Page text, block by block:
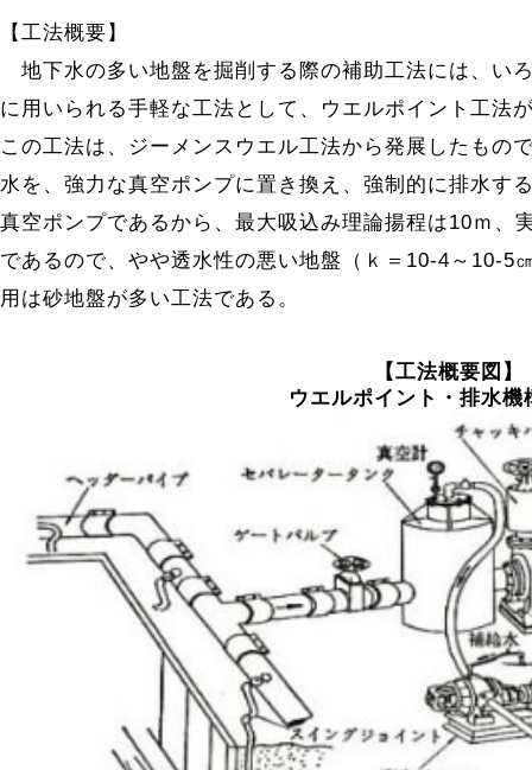
【工法概要】
地下水の多い地盤を掘削する際の補助工法には、い
に用いられる手軽な工法として、ウエルポイント工法
この工法は、ジーメンスウエル工法から発展したもの
水を、強力な真空ポンプに置き換え、強制的に排水す
真空ポンプであるから、最大吸込み理論揚程は10ｍ、
であるので、やや透水性の悪い地盤（ｋ＝10-4～10-5
用は砂地盤が多い工法である。
【工法概要図】
ウエルポイント・排水機